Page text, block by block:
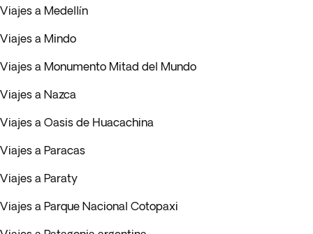
Viajes a Medellín
Viajes a Mindo
Viajes a Monumento Mitad del Mundo
Viajes a Nazca
Viajes a Oasis de Huacachina
Viajes a Paracas
Viajes a Paraty
Viajes a Parque Nacional Cotopaxi